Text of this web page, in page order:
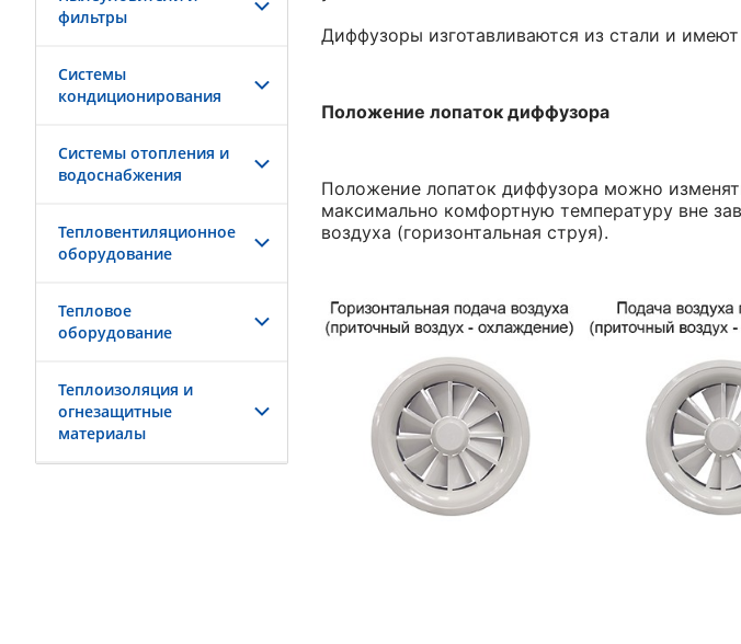
фильтры
Системы
кондиционирования
Системы отопления и
водоснабжения
Тепловентиляционное
оборудование
Тепловое
оборудование
Теплоизоляция и
огнезащитные
материалы
Диффузоры изготавливаются из стали и
Положение лопаток диффузора
Положение лопаток диффузора можно
максимально комфортную температуру вне
воздуха (горизонтальная струя).